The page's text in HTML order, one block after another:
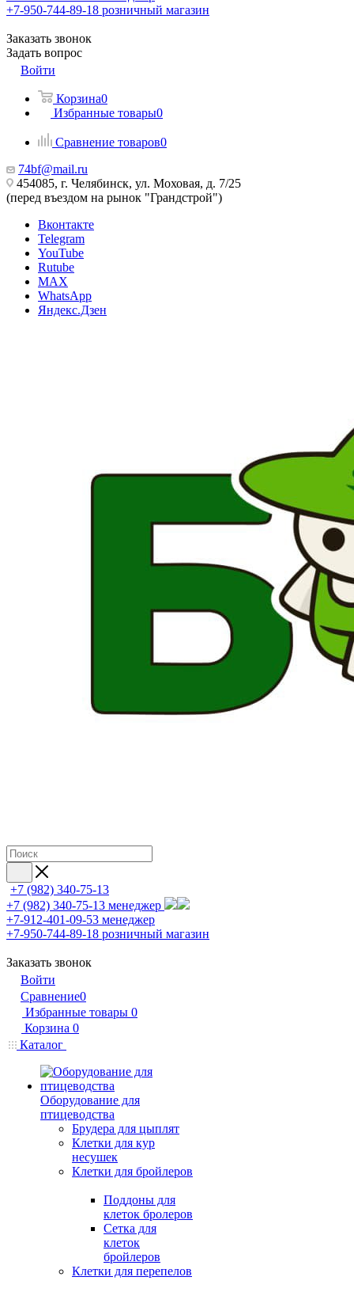
+7-950-744-89-18 розничный магазин
Заказать звонок
Задать вопрос
Войти
Корзина0
Избранные товары0
Сравнение товаров0
74bf@mail.ru
454085, г. Челябинск, ул. Моховая, д. 7/25
(перед въездом на рынок "Грандстрой")
Вконтакте
Telegram
YouTube
Rutube
MAX
WhatsApp
Яндекс.Дзен
+7 (982) 340-75-13
+7 (982) 340-75-13 менеджер
+7-912-401-09-53 менеджер
+7-950-744-89-18 розничный магазин
Заказать звонок
Войти
Сравнение0
Избранные товары 0
Корзина 0
Каталог
Оборудование для
птицеводства
Брудера для цыплят
Клетки для кур
несушек
Клетки для бройлеров
Поддоны для
клеток бролеров
Сетка для
клеток
бройлеров
Клетки для перепелов